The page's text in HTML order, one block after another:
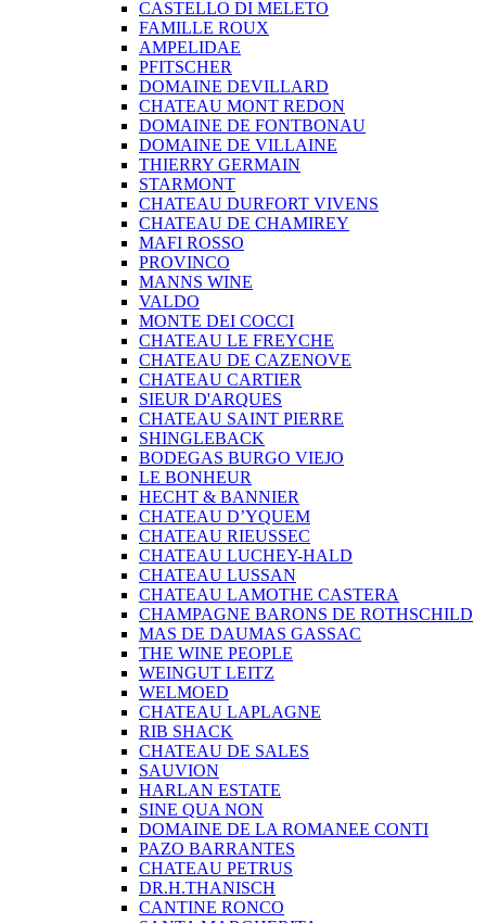
CASTELLO DI MELETO
FAMILLE ROUX
AMPELIDAE
PFITSCHER
DOMAINE DEVILLARD
CHATEAU MONT REDON
DOMAINE DE FONTBONAU
DOMAINE DE VILLAINE
THIERRY GERMAIN
STARMONT
CHATEAU DURFORT VIVENS
CHATEAU DE CHAMIREY
MAFI ROSSO
PROVINCO
MANNS WINE
VALDO
MONTE DEI COCCI
CHATEAU LE FREYCHE
CHATEAU DE CAZENOVE
CHATEAU CARTIER
SIEUR D'ARQUES
CHATEAU SAINT PIERRE
SHINGLEBACK
BODEGAS BURGO VIEJO
LE BONHEUR
HECHT & BANNIER
CHATEAU D’YQUEM
CHATEAU RIEUSSEC
CHATEAU LUCHEY-HALD
CHATEAU LUSSAN
CHATEAU LAMOTHE CASTERA
CHAMPAGNE BARONS DE ROTHSCHILD
MAS DE DAUMAS GASSAC
THE WINE PEOPLE
WEINGUT LEITZ
WELMOED
CHATEAU LAPLAGNE
RIB SHACK
CHATEAU DE SALES
SAUVION
HARLAN ESTATE
SINE QUA NON
DOMAINE DE LA ROMANEE CONTI
PAZO BARRANTES
CHATEAU PETRUS
DR.H.THANISCH
CANTINE RONCO